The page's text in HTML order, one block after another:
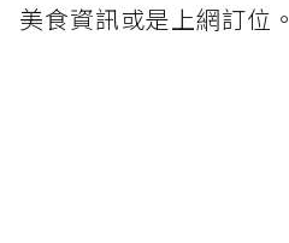
美食資訊或是上網訂位。